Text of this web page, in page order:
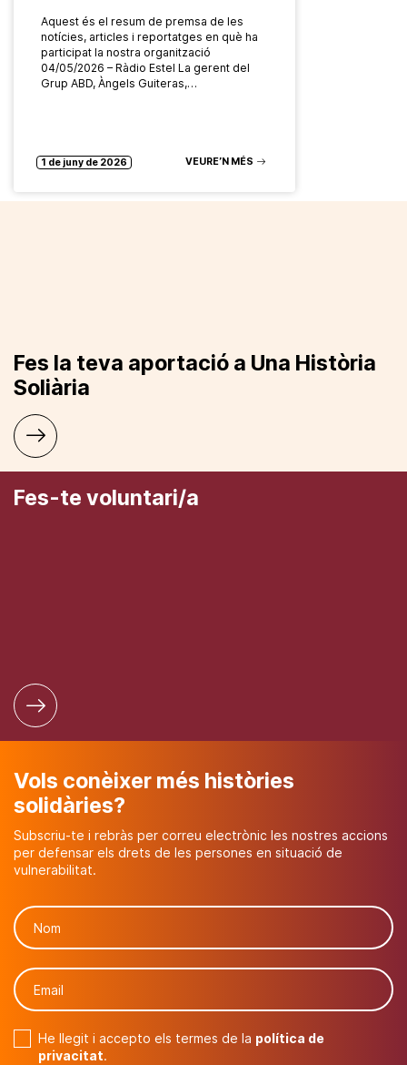
Aquest és el resum de premsa de les
notícies, articles i reportatges en què ha
participat la nostra organització
04/05/2026 – Ràdio Estel La gerent del
Grup ABD, Àngels Guiteras,…
1 de juny de 2026 VEURE’N MÉS
Fes la teva aportació a Una Història
Soliària
Fes-te voluntari/a
Vols conèixer més històries
solidàries?
Subscriu-te i rebràs per correu electrònic les nostres accions
per defensar els drets de les persones en situació de
vulnerabilitat.
He llegit i accepto els termes de la política de
privacitat.